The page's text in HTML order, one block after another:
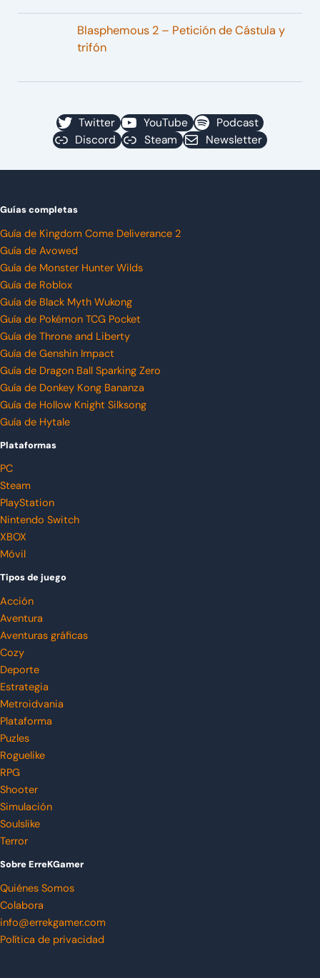
Blasphemous 2 – Petición de Cástula y
trifón
Twitter YouTube
Podcast
Discord
Steam Newsletter
Guías completas
Guía de Kingdom Come Deliverance 2
Guía de Avowed
Guía de Monster Hunter Wilds
Guía de Roblox
Guía de Black Myth Wukong
Guía de Pokémon TCG Pocket
Guía de Throne and Liberty
Guía de Genshin Impact
Guía de Dragon Ball Sparking Zero
Guía de Donkey Kong Bananza
Guía de Hollow Knight Silksong
Guía de Hytale
Plataformas
PC
Steam
PlayStation
Nintendo Switch
XBOX
Móvil
Tipos de juego
Acción
Aventura
Aventuras gráficas
Cozy
Deporte
Estrategia
Metroidvania
Plataforma
Puzles
Roguelike
RPG
Shooter
Simulación
Soulslike
Terror
Sobre ErreKGamer
Quiénes Somos
Colabora
info@errekgamer.com
Política de privacidad